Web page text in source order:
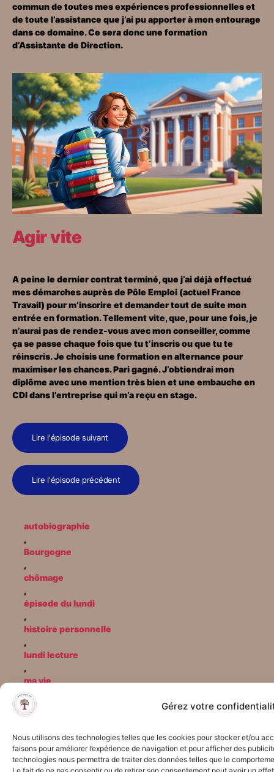
Gérez votre
Nous utilisons des technologies telles que les cookies pour stocker et/ou
faisons pour améliorer l’expérience de navigation et pour afficher des
technologies nous permettra de traiter des données telles que le
Le fait de ne pas consentir ou de retirer son consentement peut avoir un
commun de toutes mes expériences professionnelles et
de toute l’assistance que j’ai pu apporter à mon entourage
dans ce domaine. Ce sera donc une formation
d’Assistante de Direction.
Agir vite
A peine le dernier contrat terminé, que j’ai déjà effectué
mes démarches auprès de Pôle Emploi (actuel France
Travail) pour m’inscrire et demander tout de suite mon
entrée en formation. Tellement vite, que, pour une fois, je
n’aurai pas de rendez-vous avec mon conseiller, comme
ça se passe chaque fois que tu t’inscris ou que tu te
réinscris. Je choisis une formation en alternance pour
maximiser les chances. Pari gagné. J’obtiendrai mon
diplôme avec une mention très bien et une embauche en
CDI dans l’entreprise qui m’a reçu en stage.
Lire l'épisode suivant
Lire l'épisode précédent
autobiographie
,
Bourgogne
,
chômage
,
épisode du lundi
,
histoire personnelle
,
lundi lecture
,
ma vie
,
micro-entrepreneurs
,
Migennes